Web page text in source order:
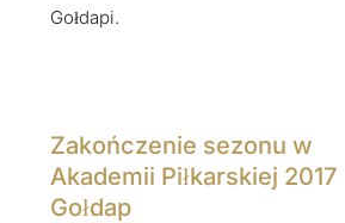
Gołdapi.
Zakończenie sezonu w
Akademii Piłkarskiej 2017
Gołdap